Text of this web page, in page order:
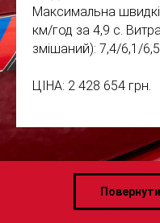
Максимальна
км/год за 4,9 с.
змішаний): 7,4/6,1/
ЦІНА: 2 428 654 грн.